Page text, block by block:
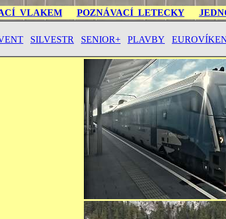
VLAKEM POZNÁVACÍ LETECKY
SILVESTR SENIOR+ PLAVBY